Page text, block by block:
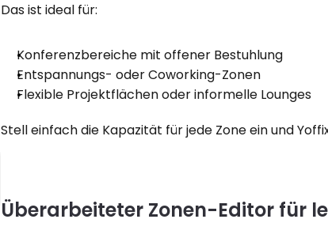
Das ist ideal für:
Konferenzbereiche mit offener Bestuhlung
Entspannungs- oder Coworking-Zonen
Flexible Projektflächen oder informelle Lounges
Stell einfach die Kapazität für jede Zone ein und
Überarbeiteter Zonen-Editor für